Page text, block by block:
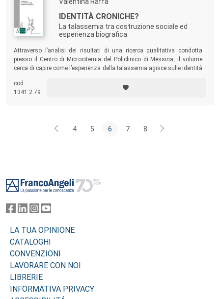
IDENTITÀ CRONICHE?
La talassemia tra costruzione sociale ed
esperienza biografica
Attraverso l’analisi dei risultati di una ricerca qualitativa condotta
presso il Centro di Microcitemia del Policlinico di Messina, il volume
cerca di capire come l’esperienza della talassemia agisce sulle identità
contribuiscono ad annientare il mondo della persona che vive
l’esperienza di malattia e come, al contrario, possono favorirne la
cod.
1341.2.79
4 5 6 7 8
LA TUA OPINIONE
CATALOGHI
CONVENZIONI
LAVORARE CON NOI
LIBRERIE
INFORMATIVA PRIVACY